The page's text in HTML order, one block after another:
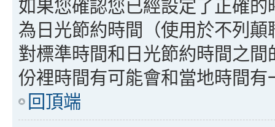
如果您確認您已經設定了正確
為日光節約時間（使用於不列
對標準時間和日光節約時間之
份裡時間有可能會和當地時間
回頂端